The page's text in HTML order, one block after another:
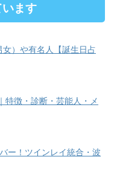
ます
）や有名人【誕生日占
特徴・診断・芸能人・メ
ー！ツインレイ統合・波